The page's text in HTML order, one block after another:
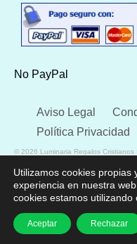
No PayPal
Aviso Legal
Política Privacidad
© 2026 Luminaria Regalos Cristianos
Utilizamos cookies
experiencia en nuestra
cookies estamos utilizando
Aceptar Rechazar